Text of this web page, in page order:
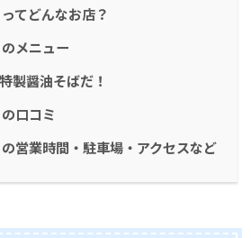
てどんなお店？
のメニュー
製醤油そばだ！
口コミ
の営業時間・駐車場・アクセスなど